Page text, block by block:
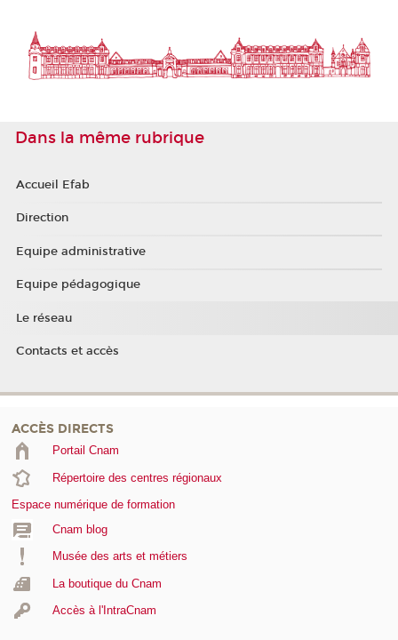
Dans la même rubrique
Accueil Efab
Direction
Equipe administrative
Equipe pédagogique
Le réseau
Contacts et accès
ACCÈS DIRECTS
Portail Cnam
Répertoire des centres régionaux
Espace numérique de formation
Cnam blog
Musée des arts et métiers
La boutique du Cnam
Accès à l'IntraCnam